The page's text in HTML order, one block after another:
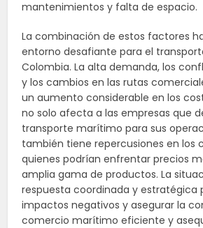
mantenimientos y falta de espacio.
La combinación de estos factores
entorno desafiante para el
Colombia. La alta demanda, los
y los cambios en las rutas
un aumento considerable en los
no solo afecta a las empresas que
transporte marítimo para sus
también tiene repercusiones en los
quienes podrían enfrentar precios
amplia gama de productos. La
respuesta coordinada y estratégica
impactos negativos y asegurar la
comercio marítimo eficiente y